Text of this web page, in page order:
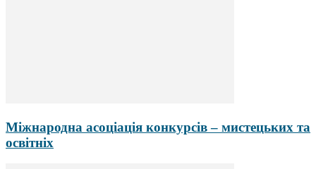
Міжнародна асоціація конкурсів – мистецьких та
освітніх